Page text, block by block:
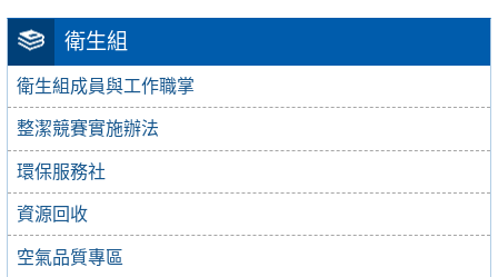
衛生組
衛生組成員與工作職掌
整潔競賽實施辦法
環保服務社
資源回收
空氣品質專區